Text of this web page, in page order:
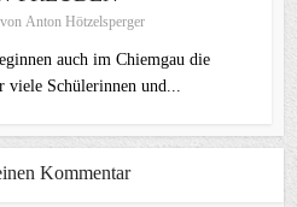
von Anton Hötzelsperger
auch im Chiemgau die
Schülerinnen und...
Kommentar